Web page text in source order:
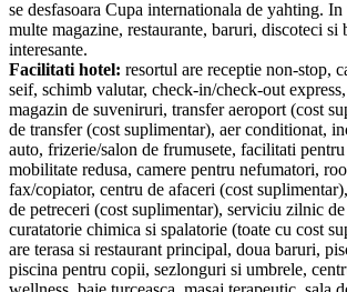
se desfasoara Cupa internationala de yahting. In
multe magazine, restaurante, baruri, discoteci si
interesante.
Facilitati hotel: resortul are receptie non-stop,
seif, schimb valutar, check-in/check-out
magazin de suveniruri, transfer aeroport (cost
de transfer (cost suplimentar), aer conditionat,
auto, frizerie/salon de frumusete, facilitati pentru
mobilitate redusa, camere pentru nefumatori,
fax/copiator, centru de afaceri (cost
de petreceri (cost suplimentar), serviciu zilnic
curatatorie chimica si spalatorie (toate cu cost
are terasa si restaurant principal, doua baruri,
piscina pentru copii, sezlonguri si umbrele,